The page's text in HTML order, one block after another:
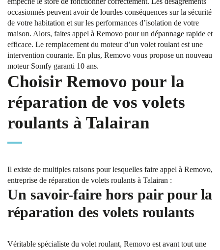
occasionnés peuvent avoir de lourdes conséquences sur la sécurité
de votre habitation et sur les performances d’isolation de votre
maison. Alors, faites appel à Removo pour un dépannage rapide et
efficace. Le remplacement du moteur d’un volet roulant est une
intervention courante. En plus, Removo vous propose un nouveau
moteur Somfy garanti 10 ans.
Choisir Removo pour la
réparation de vos volets
roulants à Talairan
Il existe de multiples raisons pour lesquelles faire appel à Removo,
entreprise de réparation de volets roulants à Talairan :
Un savoir-faire hors pair pour la
réparation des volets roulants
Véritable spécialiste du volet roulant, Removo est avant tout une